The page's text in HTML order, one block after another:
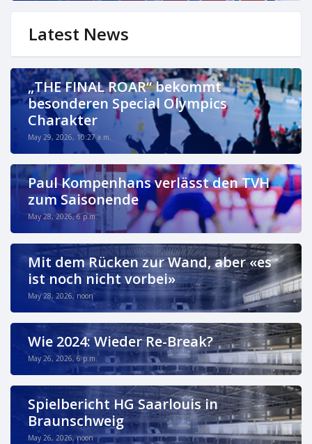
Latest News
„THE FINAL ROAR“ bekommt
besonderen Special Olympics
Charakter
May 29, 2026, 10:27 a.m.
Paul Kompenhans verlässt den TVH
zum Saisonende
May 28, 2026, 6 p.m.
Mit dem Rücken zur Wand, aber «es
ist noch nicht vorbei»
May 28, 2026, noon
Wie 2024: Wieder Re-Break?
May 26, 2026, 6 p.m.
Spielbericht HG Saarlouis in
Braunschweig
May 26, 2026, noon